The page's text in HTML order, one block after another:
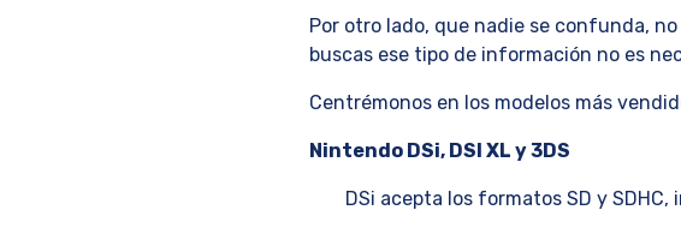
Por otro lado, que nadie se confunda,
buscas ese tipo de información no es
Centrémonos en los modelos más
Nintendo DSi, DSI XL y 3DS
DSi acepta los formatos SD y